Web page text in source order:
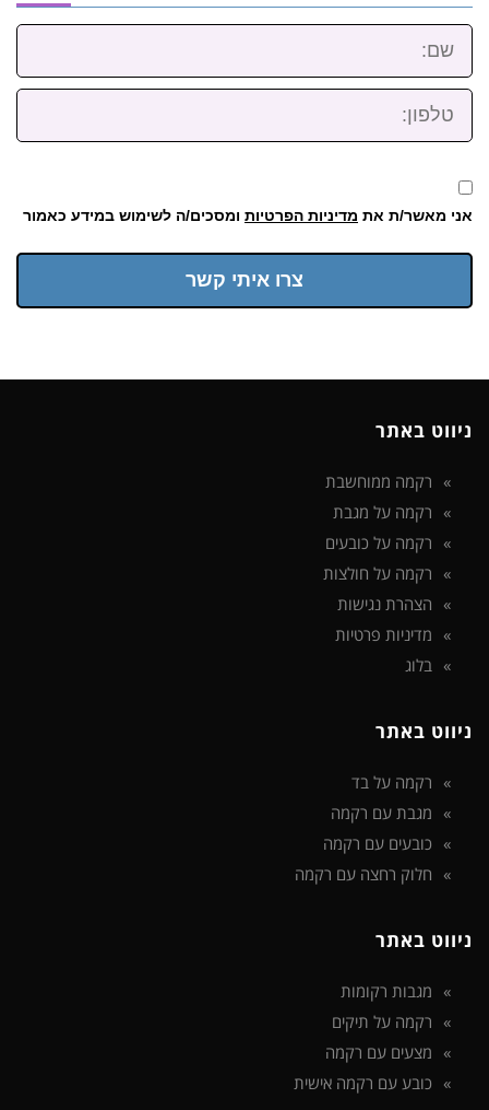
שם:
טלפון:
אני מאשר/ת את מדיניות הפרטיות ומסכים/ה לשימוש במידע כאמור
צרו איתי קשר
ניווט באתר
רקמה ממוחשבת
רקמה על מגבת
רקמה על כובעים
רקמה על חולצות
הצהרת נגישות
מדיניות פרטיות
בלוג
ניווט באתר
רקמה על בד
מגבת עם רקמה
כובעים עם רקמה
חלוק רחצה עם רקמה
ניווט באתר
מגבות רקומות
רקמה על תיקים
מצעים עם רקמה
כובע עם רקמה אישית